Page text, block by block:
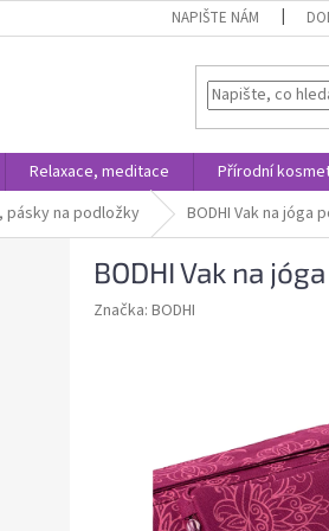
NAPIŠTE NÁM
Relaxace, meditace Přírodní
pásky na podložky BODHI Vak na jóga
BODHI Vak na
Značka: BODHI